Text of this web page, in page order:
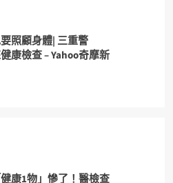
照顧身體| 三重警
康檢查 – Yahoo奇摩新
康1物」慘了！醫檢查